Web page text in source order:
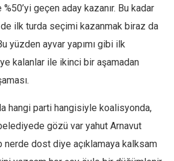
geçen aday kazanır. Bu kadar
ilk turda seçimi kazanmak biraz da
yüzden ayvar yapımı gibi ilk
kalanlar ile ikinci bir aşamadan
hangi parti hangisiyle koalisyonda,
gözü var yahut Arnavut
dost diye açıklamaya kalksam